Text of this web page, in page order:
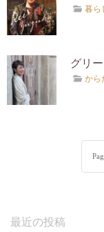
暮ら
グリ
から
最近の投稿